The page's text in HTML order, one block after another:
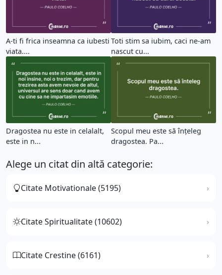
A-ti fi frica inseamna ca iubesti
viata....
Toti stim sa iubim, caci ne-am
nascut cu...
Dragostea nu este in celalalt,
este in n...
Scopul meu este să înțeleg
dragostea. Pa...
Alege un citat din altă categorie:
Citate Motivationale (5195)
Citate Spiritualitate (10602)
Citate Crestine (6161)